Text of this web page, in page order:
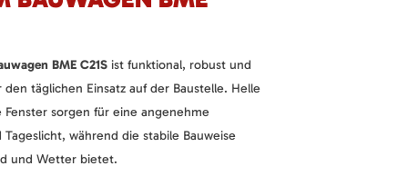
BME C21S ist funktional, robust und
täglichen Einsatz auf der Baustelle. Helle
sorgen für eine angenehme
während die stabile Bauweise
und Wetter bietet.